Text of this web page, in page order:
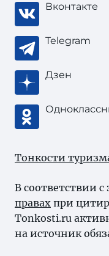
Вконтакте
Telegram
Дзен
Тонкости
В соответствии с
правах при
Tonkosti.ru
на источник